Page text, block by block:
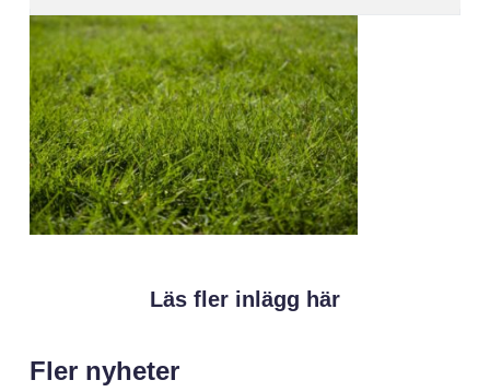
Läs fler inlägg här
Fler nyheter